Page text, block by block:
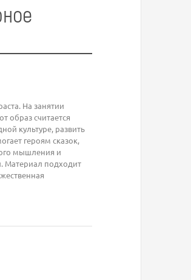
На занятии
образ считается
культуре, развить
героям сказок,
мышления и
Материал подходит